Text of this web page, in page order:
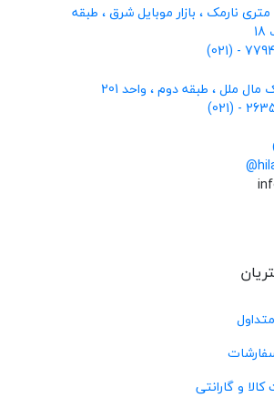
نارمک ، بازار موبایل شرق ، طبقه
مال ملل ، طبقه دوم ، واحد 201
و گارانتی